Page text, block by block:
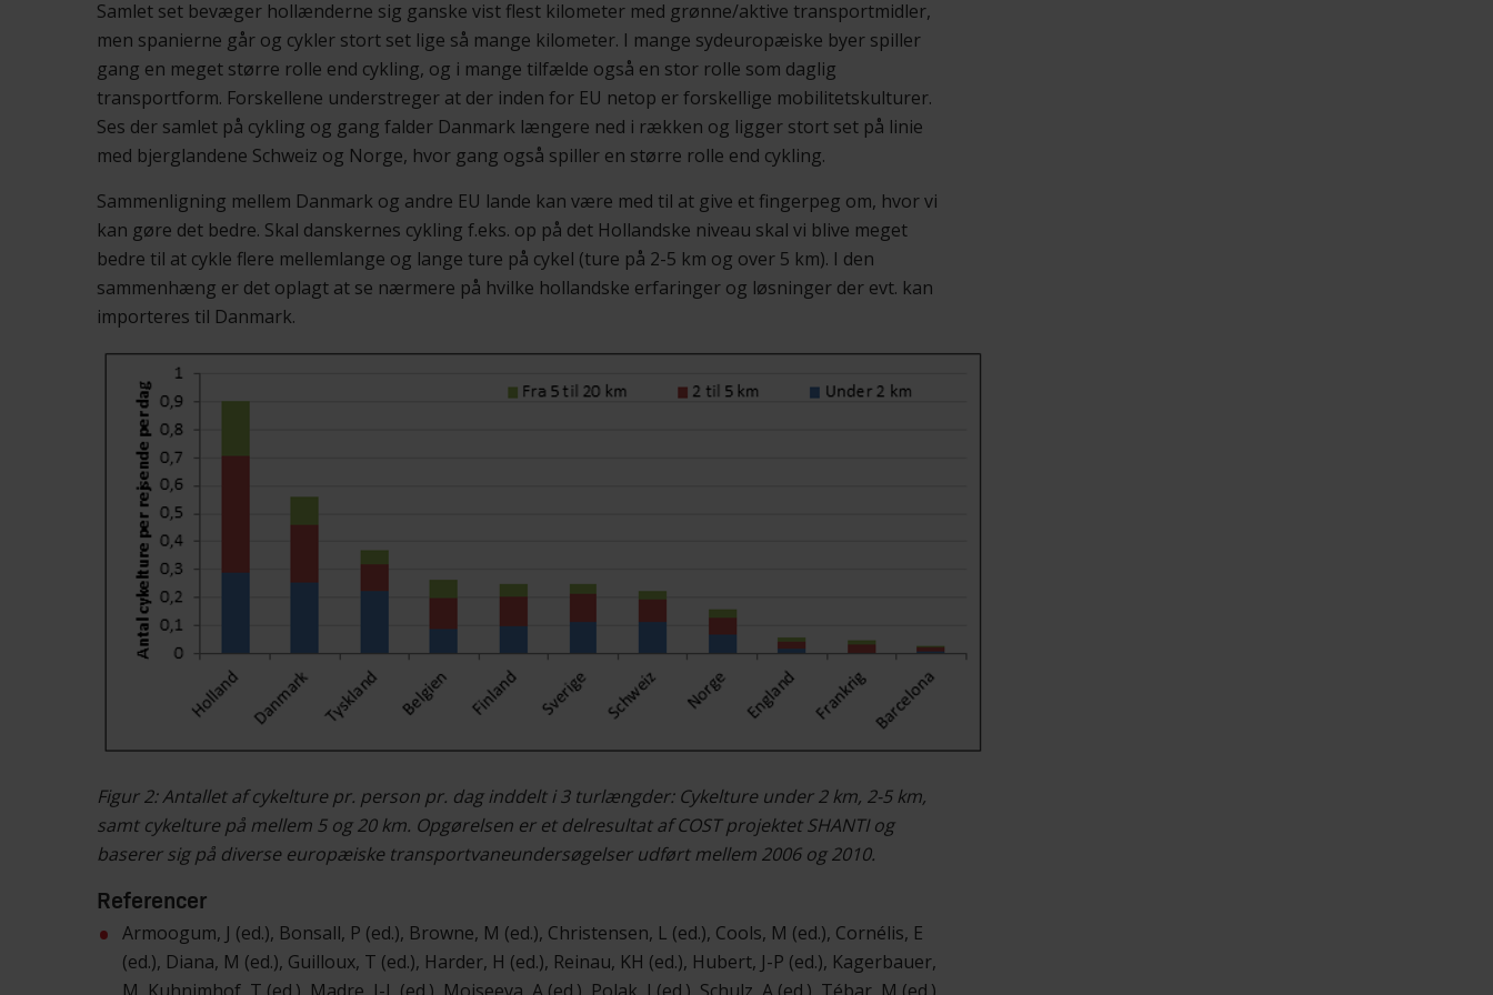
Samlet set bevæger hollænderne sig ganske vist flest kilometer med grønne/aktive transportmidler,
men spanierne går og cykler stort set lige så mange kilometer. I mange sydeuropæiske byer spiller
gang en meget større rolle end cykling, og i mange tilfælde også en stor rolle som daglig
transportform. Forskellene understreger at der inden for EU netop er forskellige mobilitetskulturer.
Ses der samlet på cykling og gang falder Danmark længere ned i rækken og ligger stort set på linie
med bjerglandene Schweiz og Norge, hvor gang også spiller en større rolle end cykling.
Sammenligning mellem Danmark og andre EU lande kan være med til at give et fingerpeg om, hvor vi
kan gøre det bedre. Skal danskernes cykling f.eks. op på det Hollandske niveau skal vi blive meget
bedre til at cykle flere mellemlange og lange ture på cykel (ture på 2-5 km og over 5 km). I den
sammenhæng er det oplagt at se nærmere på hvilke hollandske erfaringer og løsninger der evt. kan
importeres til Danmark.
Figur 2: Antallet af cykelture pr. person pr. dag inddelt i 3 turlængder: Cykelture under 2 km, 2-5 km,
samt cykelture på mellem 5 og 20 km. Opgørelsen er et delresultat af COST projektet SHANTI og
baserer sig på diverse europæiske transportvaneundersøgelser udført mellem 2006 og 2010.
Referencer
Armoogum, J (ed.), Bonsall, P (ed.), Browne, M (ed.), Christensen, L (ed.), Cools, M (ed.), Cornélis, E
(ed.), Diana, M (ed.), Guilloux, T (ed.), Harder, H (ed.), Reinau, KH (ed.), Hubert, J-P (ed.), Kagerbauer,